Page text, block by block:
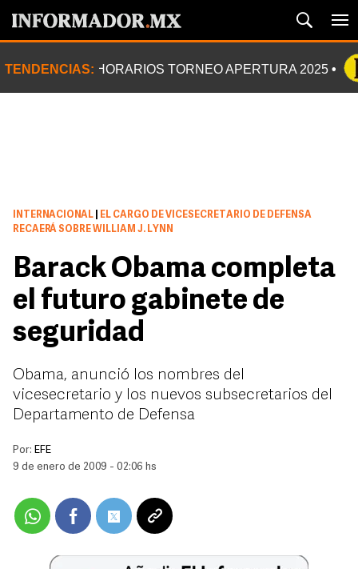
TENDENCIAS: HORARIOS TORNEO APERTURA 2025
INTERNACIONAL
EL CARGO DE VICESECRETARIO DE DEFENSA
RECAERÁ SOBRE WILLIAM J. LYNN
Barack Obama completa
el futuro gabinete de
seguridad
Obama, anunció los nombres del
vicesecretario y los nuevos subsecretarios del
Departamento de Defensa
Por: EFE
9 de enero de 2009 - 02:06 hs